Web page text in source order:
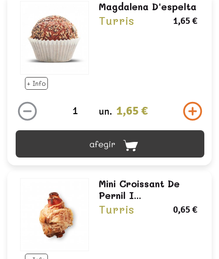
+ Info
Magdalena D'espelta
Turris 1,65 €
un. 1,65 €
afegir
Mini Croissant De
Pernil I...
Turris 0,65 €